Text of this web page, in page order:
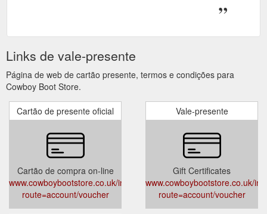
Links de vale-presente
Página de web de cartão presente, termos e condições para
Cowboy Boot Store.
Cartão de presente oficial
Cartão de compra on-line
www.cowboybootstore.co.uk/index.php?
route=account/voucher
Vale-presente
Gift Certificates
www.cowboybootstore.co.uk/
route=account/voucher